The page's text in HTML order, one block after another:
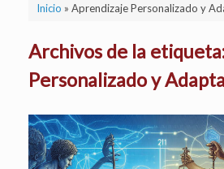
Inicio » Aprendizaje Personalizado y
Archivos de la
Personalizado y